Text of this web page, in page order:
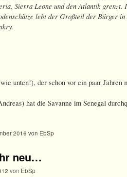
Sierra Leone und den Atlantik
lebt der Großteil der Bürger
unten!), der schon vor ein paar
hat die Savanne im Senegal
2016 von EbSp
neu…
von EbSp